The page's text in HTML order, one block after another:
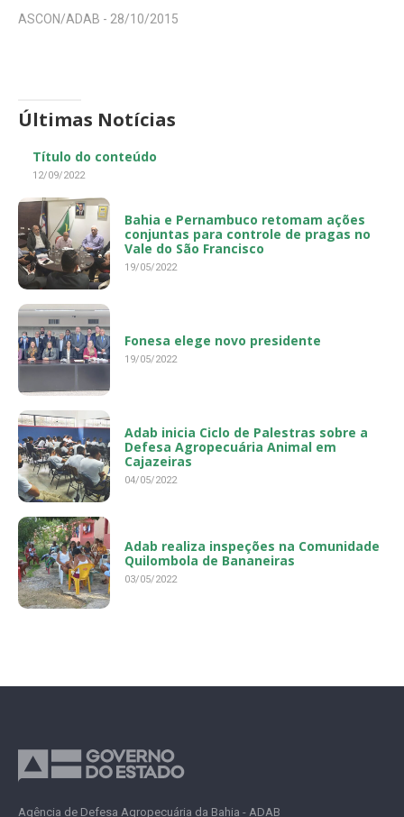
ASCON/ADAB - 28/10/2015
Últimas Notícias
Título do conteúdo
12/09/2022
Bahia e Pernambuco retomam ações
conjuntas para controle de pragas no
Vale do São Francisco
19/05/2022
Fonesa elege novo presidente
19/05/2022
Adab inicia Ciclo de Palestras sobre a
Defesa Agropecuária Animal em
Cajazeiras
04/05/2022
Adab realiza inspeções na Comunidade
Quilombola de Bananeiras
03/05/2022
Agência de Defesa Agropecuária da Bahia - ADAB